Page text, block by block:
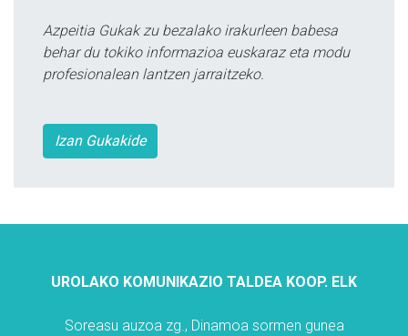
Azpeitia Gukak zu bezalako irakurleen babesa
behar du tokiko informazioa euskaraz eta modu
profesionalean lantzen jarraitzeko.
Izan Gukakide
UROLAKO KOMUNIKAZIO TALDEA KOOP. ELK
Soreasu auzoa zg., Dinamoa sormen gunea